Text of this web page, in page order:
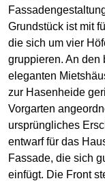
Grundstück ist mit
die sich um vier
gruppieren. An den
eleganten
zur Hasenheide
Vorgarten
ursprüngliches
entwarf für das
Fassade, die sich
einfügt. Die Front